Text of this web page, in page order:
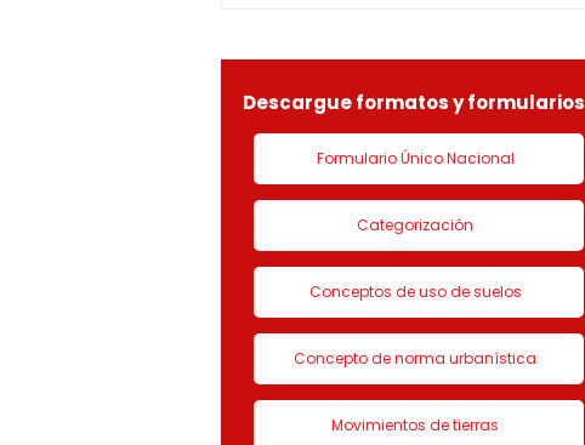
LICENCIA DE CON
Descargue formatos y formularios
Formulario Único Nacional
Categorización
Conceptos de uso de suelos
Concepto de norma urbanística
Movimientos de tierras